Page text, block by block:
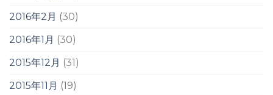
2016年2月 (30)
2016年1月 (30)
2015年12月 (31)
2015年11月 (19)